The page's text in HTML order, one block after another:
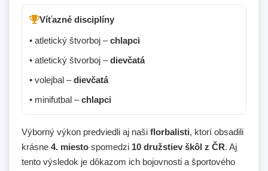
Víťazné disciplíny
• atletický štvorboj –chlapci
• atletický štvorboj –dievčatá
• volejbal –dievčatá
• minifutbal –chlapci
Výborný výkon predviedli aj naši florbalisti, ktorí obsadili
krásne 4. miesto spomedzi 10 družstiev škôl z ČR. Aj
tento výsledok je dôkazom ich bojovnosti a športového